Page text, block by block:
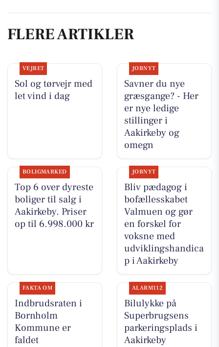
FLERE ARTIKLER
VEJRET
Sol og tørvejr med
let vind i dag
JOBNYT
Savner du nye
græsgange? - Her
er nye ledige
stillinger i
Aakirkeby og
omegn
BOLIGMARKED
Top 6 over dyreste
boliger til salg i
Aakirkeby. Priser
op til 6.998.000 kr
JOBNYT
Bliv pædagog i
bofællesskabet
Valmuen og gør
en forskel for
voksne med
udviklingshandica
p i Aakirkeby
FAKTA OM
Indbrudsraten i
Bornholm
Kommune er
faldet
ALARM112
Bilulykke på
Superbrugsens
parkeringsplads i
Aakirkeby